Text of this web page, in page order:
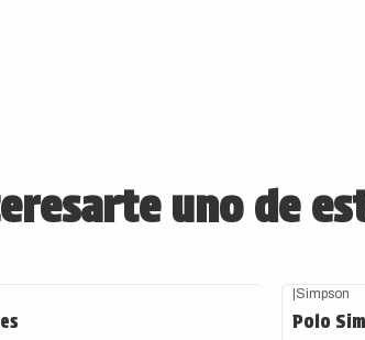
uno de
|Simpson
Polo